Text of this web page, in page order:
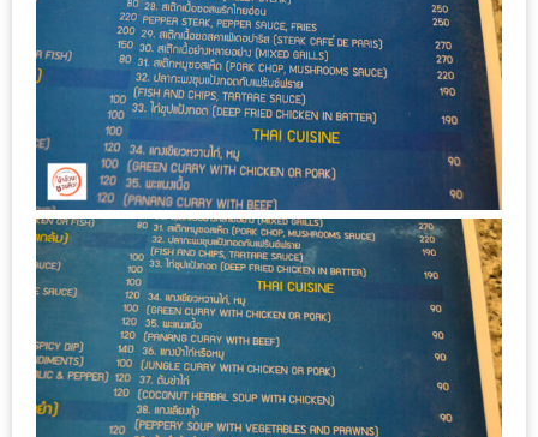
เรื่อง
บ้าน
ทุก
คน
ต้อง
มา
พบ
สินค้า
เรื่อง
บ้าน
คุ้ม
ครบ